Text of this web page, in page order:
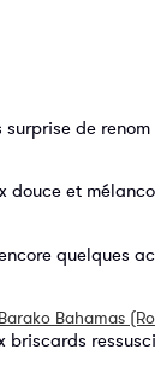
de renom
douce et
quelques
Bahamas